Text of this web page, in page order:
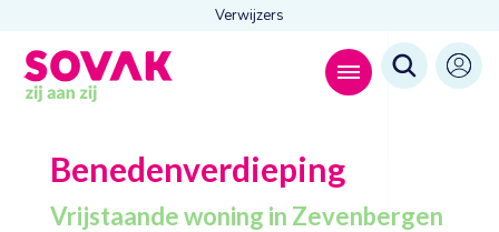
Verwijzers
Benedenverdieping
Vrijstaande woning in Zevenbergen